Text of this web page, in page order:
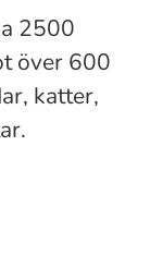
2500
över 600
katter,